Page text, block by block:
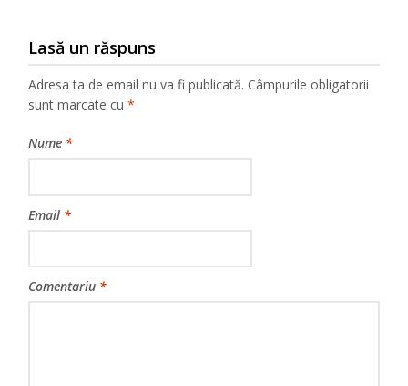
Lasă un răspuns
Adresa ta de email nu va fi publicată. Câmpurile obligatorii
sunt marcate cu*
Nume *
Email *
Comentariu *